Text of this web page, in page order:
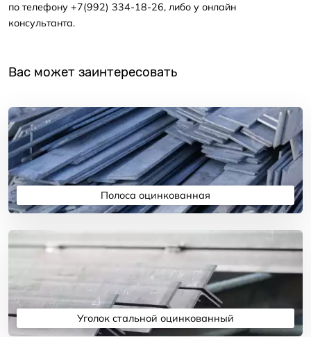
по телефону +7(992) 334-18-26, либо у онлайн
консультанта.
Вас может заинтересовать
Полоса оцинкованная
Подробнее
Уголок стальной оцинкованный
Подробнее